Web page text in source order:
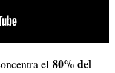
el 80% del